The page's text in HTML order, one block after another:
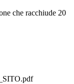
che racchiude 20